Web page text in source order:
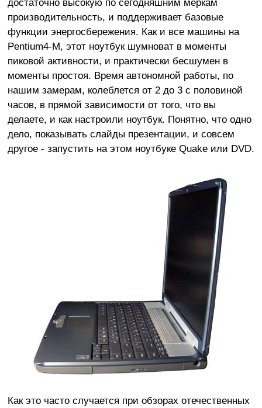
производительность, и поддерживает базовые
функции энергосбережения. Как и все машины на
Pentium4-M, этот ноутбук шумноват в моменты
пиковой активности, и практически бесшумен в
моменты простоя. Время автономной работы, по
нашим замерам, колеблется от 2 до 3 с половиной
часов, в прямой зависимости от того, что вы
делаете, и как настроили ноутбук. Понятно, что одно
дело, показывать слайды презентации, и совсем
другое - запустить на этом ноутбуке Quake или DVD.
Как это часто случается при обзорах отечественных